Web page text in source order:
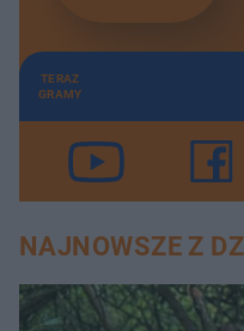
TERAZ
GRAMY
NAJNOWSZE Z